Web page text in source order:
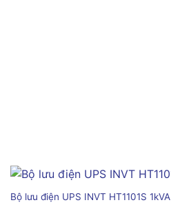
Bộ lưu điện UPS INVT HT1101S 1kVA